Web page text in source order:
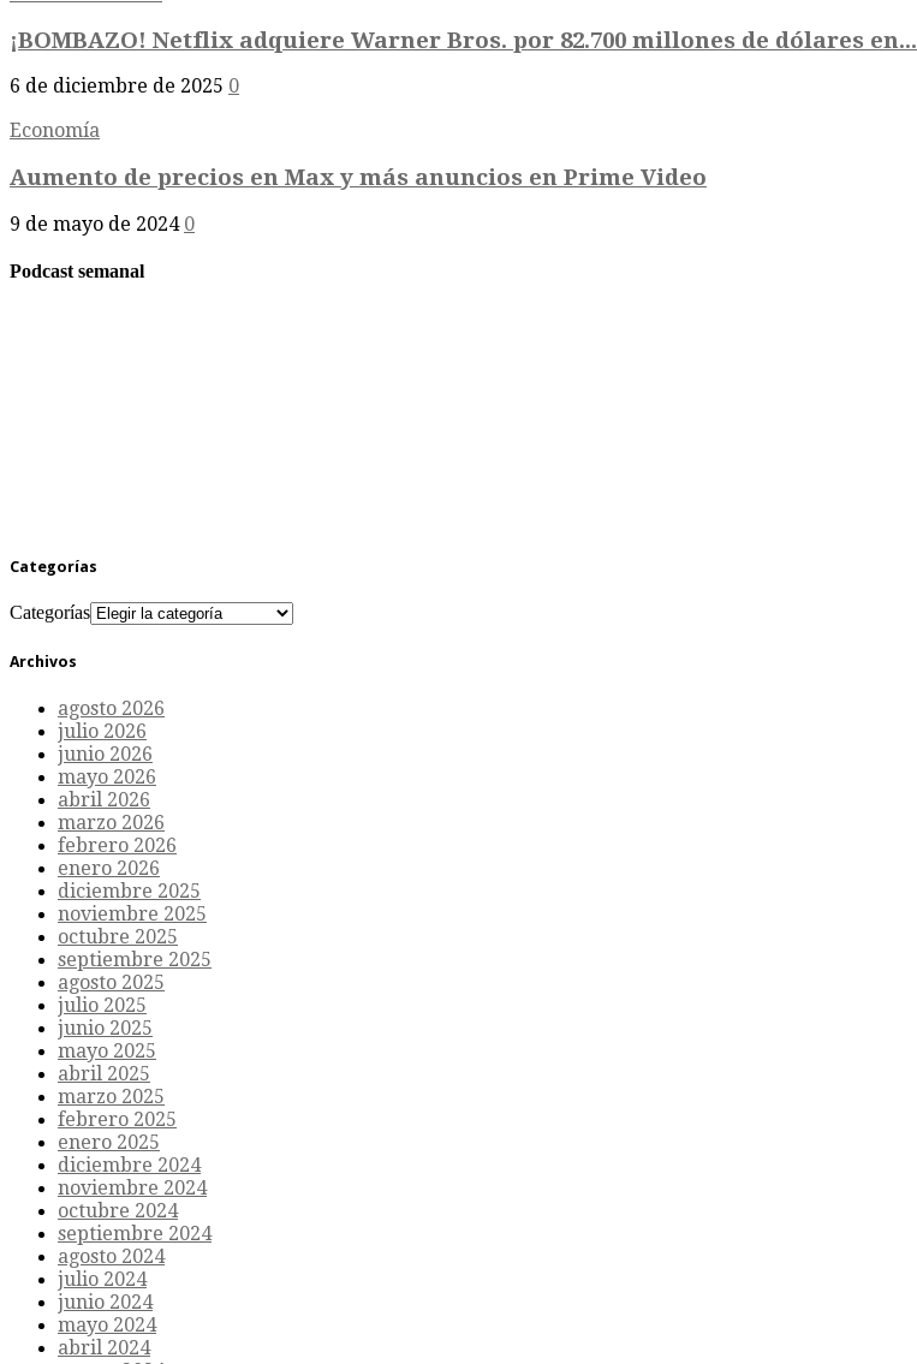
¡BOMBAZO! Netflix adquiere Warner Bros. por 82.700 millones de dólares en...
6 de diciembre de 2025 0
Economía
Aumento de precios en Max y más anuncios en Prime Video
9 de mayo de 2024 0
Podcast semanal
Categorías
Categorías
Archivos
agosto 2026
julio 2026
junio 2026
mayo 2026
abril 2026
marzo 2026
febrero 2026
enero 2026
diciembre 2025
noviembre 2025
octubre 2025
septiembre 2025
agosto 2025
julio 2025
junio 2025
mayo 2025
abril 2025
marzo 2025
febrero 2025
enero 2025
diciembre 2024
noviembre 2024
octubre 2024
septiembre 2024
agosto 2024
julio 2024
junio 2024
mayo 2024
abril 2024